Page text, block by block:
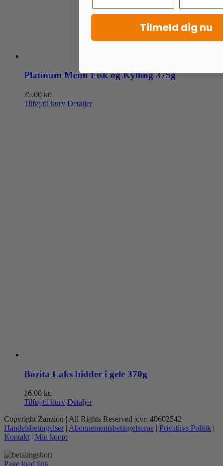
Platinum Menu Fisk og Kylling 375g
35.00 kr.
Tilføj til kurv Detaljer
Bozita Laks bidder i gele 370g
16.00 kr.
Tilføj til kurv Detaljer
Copyright Zanzion | All Rights Reserved |cvr: 40602542
Handelsbetingelser | Abonnementsbetingelserne | Privatlivs Politik |
Kontakt | Min konto
Page load link
Tilmeld dig nu